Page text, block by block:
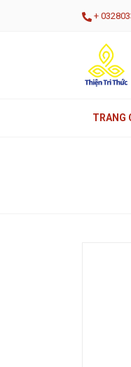
+
TRANG